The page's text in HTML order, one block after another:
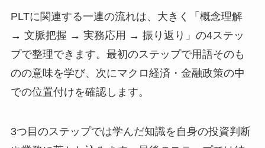
PLTに関連する一連の流れは、大きく「概念理解
→ 文脈把握 → 実務応用 → 振り返り」の4ステッ
プで整理できます。最初のステップで用語そのも
のの意味を学び、次にマクロ経済・金融政策の中
での位置付けを確認します。
3つ目のステップでは学んだ知識を自身の投資判断